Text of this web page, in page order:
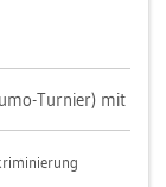
Tur­nier) mit